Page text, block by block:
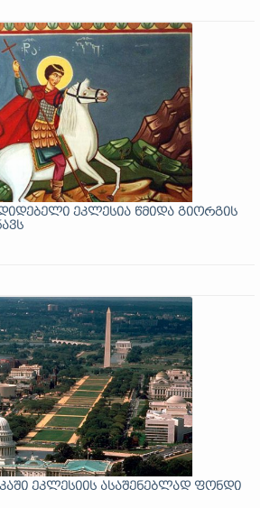
ეკლესია წმიდა გიორგის
ეკლესიის ასაშენებლად ფონდი